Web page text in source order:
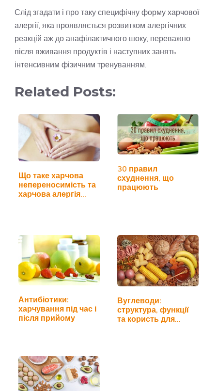
Слід згадати і про таку специфічну форму харчової
алергії, яка проявляється розвитком алергічних
реакцій аж до анафілактичного шоку, переважно
після вживання продуктів і наступних занять
інтенсивним фізичним тренуванням.
Related Posts:
Що таке харчова
непереносимість та
харчова алергія…
30 правил
схуднення, що
працюють
Антибіотики:
харчування під час і
після прийому
Вуглеводи:
структура, функції
та користь для